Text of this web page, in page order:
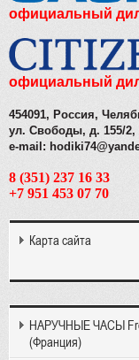
официальный
официальный
454091, Россия,
ул. Свободы, д. 155/2,
e-mail:
8 (351) 237 16 33
+7 951 453 07 70
Карта сайта
НАРУЧНЫЕ ЧАСЫ
(Франция)